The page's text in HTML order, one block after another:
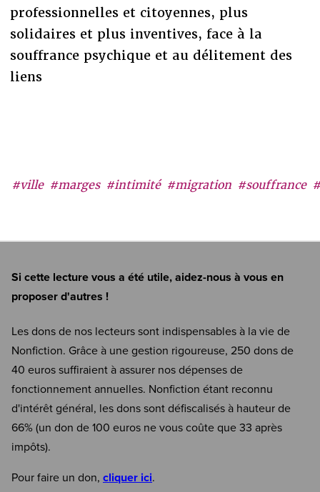
#ville #marges #intimité #migration #souffrance
professionnelles et citoyennes, plus
solidaires et plus inventives, face à la
souffrance psychique et au délitement des
liens
Si cette lecture vous a été utile, aidez-nous à vous en
proposer d'autres !
Les dons de nos lecteurs sont indispensables à la vie de
Nonfiction. Grâce à une gestion rigoureuse, 250 dons de
40 euros suffiraient à assurer nos dépenses de
fonctionnement annuelles. Nonfiction étant reconnu
d'intérêt général, les dons sont défiscalisés à hauteur de
66% (un don de 100 euros ne vous coûte que 33 après
impôts).
Pour faire un don, cliquer ici.